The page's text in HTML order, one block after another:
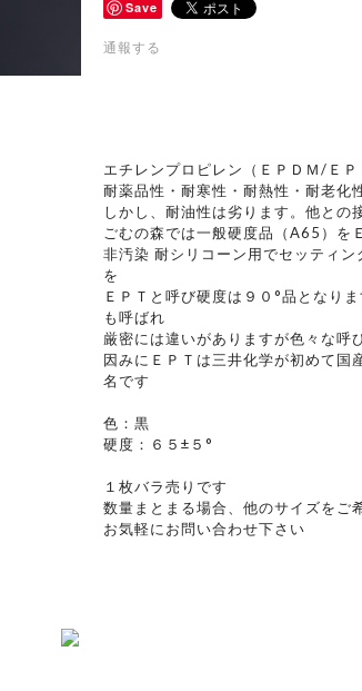
Save
通報する
エチレンプロピレン（ＥＰＤＭ/Ｅ
耐薬品性・耐寒性・耐熱性・耐老化
しかし、耐油性は劣ります。他との
ごむの森では一般硬度品（A65）を
非汚染 耐シリコーン用でセッティ
を
ＥＰＴと呼び硬度は９０°品となり
も呼ばれ
厳密には違いがありますが色々な呼
因みにＥＰＴは三井化学が初めて国
名です
色：黒
硬度：６５±５°
１枚バラ売りです
数量まとまる場合、他のサイズをご
お気軽にお問い合わせ下さい